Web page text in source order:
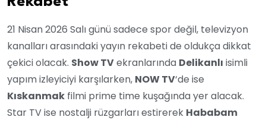
21 Nisan 2026 Salı günü sadece spor değil, televizyon
kanalları arasındaki yayın rekabeti de oldukça dikkat
çekici olacak. Show TVekranlarında Delikanlı isimli
yapım izleyiciyi karşılarken, NOW TV‘de ise
Kıskanmak filmi prime time kuşağında yer alacak.
Star TV ise nostalji rüzgarları estirerek Hababam